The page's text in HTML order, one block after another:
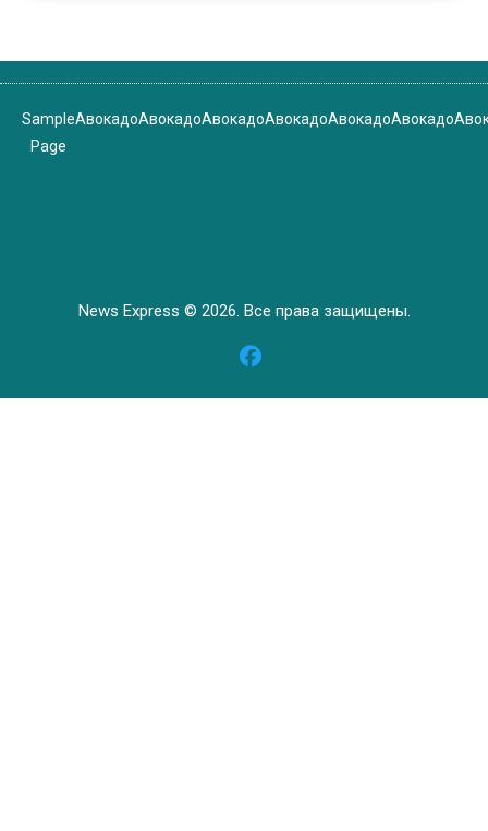
Sample
Page
АвокадоАвокадоАвокадоАвокадоАвокадоАвокадо
News Express © 2026. Все права защищены.